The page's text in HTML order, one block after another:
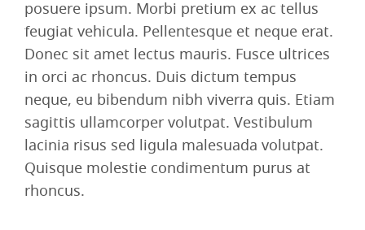
posuere ipsum. Morbi pretium ex ac tellus
feugiat vehicula. Pellentesque et neque erat.
Donec sit amet lectus mauris. Fusce ultrices
in orci ac rhoncus. Duis dictum tempus
neque, eu bibendum nibh viverra quis. Etiam
sagittis ullamcorper volutpat. Vestibulum
lacinia risus sed ligula malesuada volutpat.
Quisque molestie condimentum purus at
rhoncus.